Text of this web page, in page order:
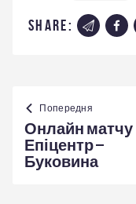
share:
Навігація
записів
Попередня
Онлайн матчу
Епіцентр –
Буковина